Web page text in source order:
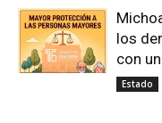
los
con
Estado